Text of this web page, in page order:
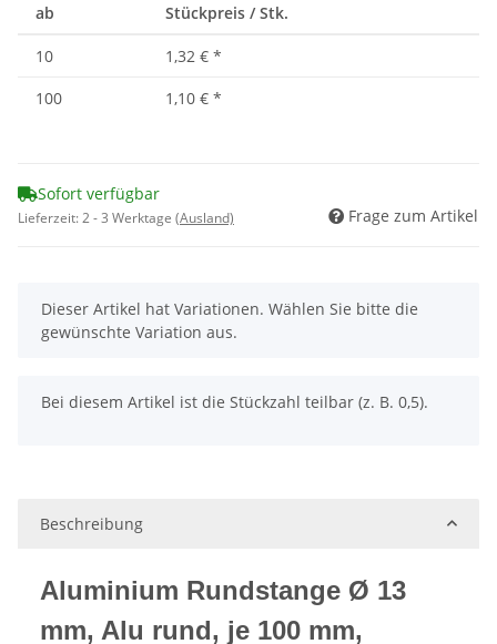
ab Stückpreis / Stk.
10 1,32 € *
100
1,10 € *
Sofort verfügbar
Lieferzeit:2 - 3 Werktage (Ausland) Frage zum Artikel
x
Dieser Artikel hat Variationen. Wählen Sie bitte die
gewünschte Variation aus.
x
Bei diesem Artikel ist die Stückzahl teilbar (z. B. 0,5).
Beschreibung
Aluminium Rundstange Ø 13
mm, Alu rund, je 100 mm,